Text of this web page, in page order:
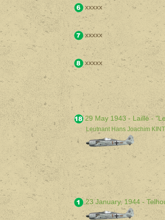
xxxxx
xxxxx
xxxxx
29 May 1943 - Laillé -
Leutnant Hans Joachim
23 January, 1944 -